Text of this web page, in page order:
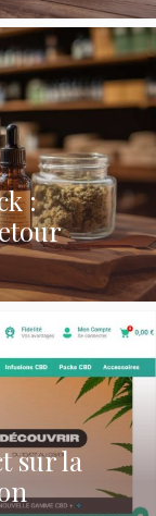
:
sur la